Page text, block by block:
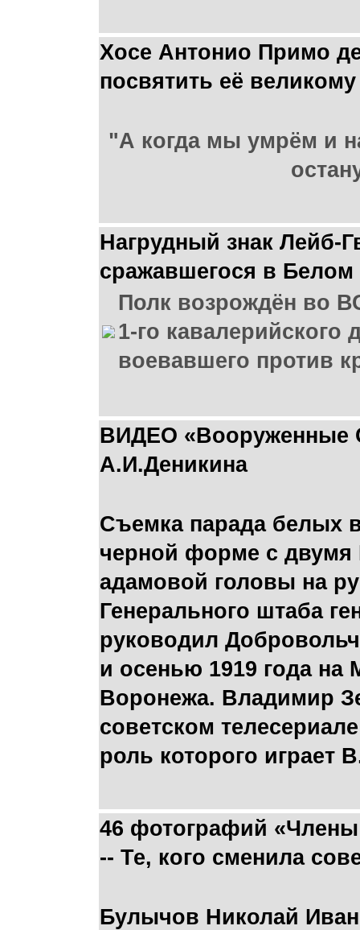
Хосе Антонио Примо
посвятить её
"А когда мы умрём и
Нагрудный знак Лейб-
сражавшегося в
Полк возрождён во
1-го кавалерийского
воевавшего против
ВИДЕО «Вооруженные
А.И.Деникина
Съемка парада белых
черной форме с двумя
адамовой головы на
Генерального штаба
руководил
и осенью 1919 года на
Воронежа. Владимир
советском
роль которого играет
46 фотографий «Члены
-- Те, кого сменила
Булычов Николай